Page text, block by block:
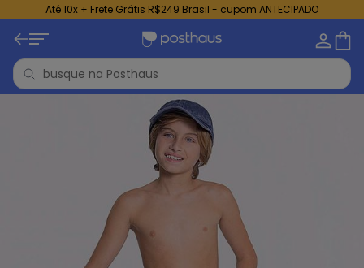
Até 10x + Frete Grátis R$249 Brasil - cupom ANTECIPADO